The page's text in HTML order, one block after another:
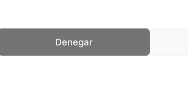
Denegar